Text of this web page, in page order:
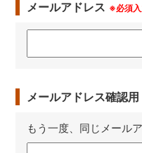
メールアドレス ※必須
メールアドレス確認用
もう一度、同じメール